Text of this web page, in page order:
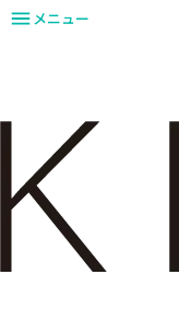
メニュー